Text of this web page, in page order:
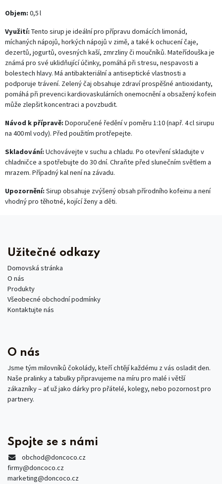
Objem:0,5 l
Využití:Tento sirup je ideální pro přípravu domácích limonád,
míchaných nápojů, horkých nápojů v zimě, a také k ochucení čaje,
dezertů, jogurtů, ovesných kaší, zmrzliny či moučníků. Mateřídouška je
známá pro své uklidňující účinky, pomáhá při stresu, nespavosti a
bolestech hlavy. Má antibakteriální a antiseptické vlastnosti a
podporuje trávení. Zelený čaj obsahuje zdraví prospěšné antioxidanty,
pomáhá při prevenci kardiovaskulárních onemocnění a obsažený kofein
může zlepšit koncentraci a povzbudit.
Návod k přípravě:Doporučené ředění v poměru 1:10 (např. 4 cl sirupu
na 400 ml vody). Před použitím protřepejte.
Skladování:Uchovávejte v suchu a chladu. Po otevření skladujte v
chladničce a spotřebujte do 30 dní. Chraňte před slunečním světlem a
mrazem. Případný kal není na závadu.
Upozornění:Sirup obsahuje zvýšený obsah přírodního kofeinu a není
vhodný pro těhotné, kojící ženy a děti.
Užitečné odkazy
Domovská stránka
O nás
Produkty
Všeobecné obchodní podmínky
Kontaktujte nás
O nás
Jsme tým milovníků čokolády, kteří chtějí každému z vás osladit den.
Naše pralinky a tabulky připravujeme na míru pro malé i větší
zákazníky – ať už jako dárky pro přátelé, kolegy, nebo pozornost pro
partnery.
Spojte se s námi
obchod@doncoco.cz
firmy@doncoco.cz
marketing@doncoco.cz